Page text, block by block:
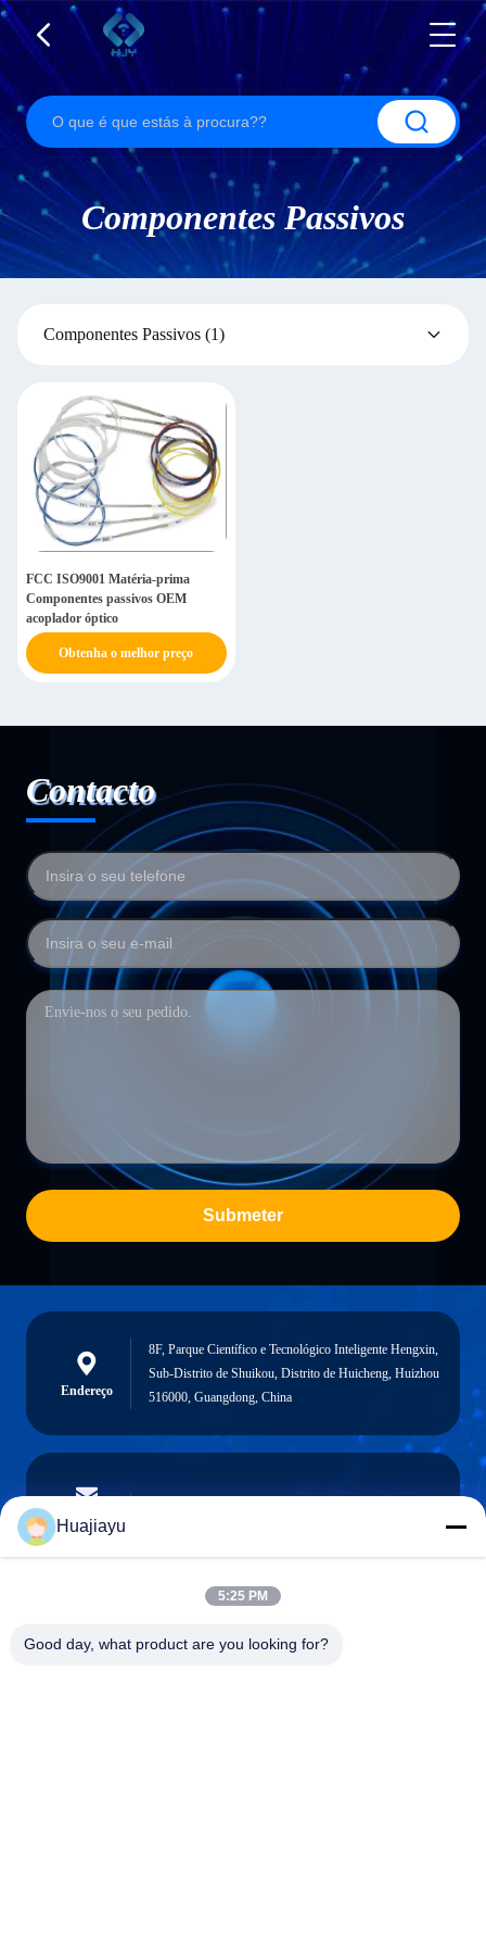
Componentes Passivos
Componentes Passivos (1)
FCC ISO9001 Matéria-prima
Componentes passivos OEM
acoplador óptico
Obtenha o melhor preço
Contacto
Submeter
Endereço
8F, Parque Científico e Tecnológico Inteligente Hengxin,
Sub-Distrito de Shuikou, Distrito de Huicheng, Huizhou
516000, Guangdong, China
E-mail
Telefone
Huajiayu
5:25 PM
Good day, what product are you looking for?